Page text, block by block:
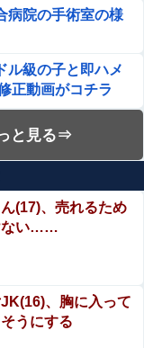
ってほしいこの女
ぎｗｗｗｗｗｗｗ
ｗｗｗｗｗ
いされるｗｗｗ
のでいいんだよ丼
もなくエ●チなパ
病院の手術室の様
ル級の子と即ハメ
正動画がコチラ
ファン「みなちゃ
画
ップでトラック
hitomiを使わずに
と見る⇒
(17)、売れるため
ない……
、胸に入って
うにする